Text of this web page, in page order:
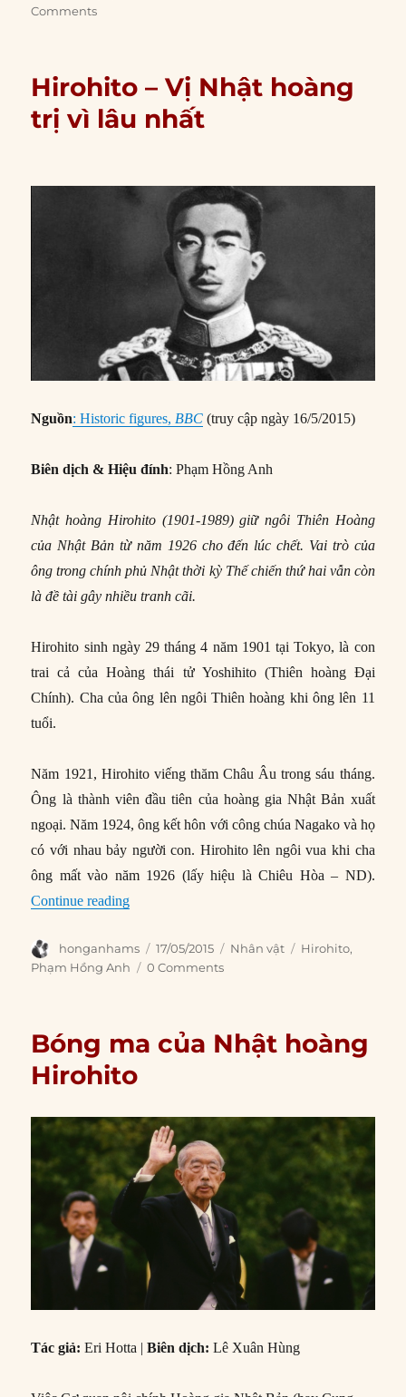
Comments
Hirohito – Vị Nhật hoàng
trị vì lâu nhất
Nguồn: Historic figures, BBC (truy cập ngày 16/5/2015)
Biên dịch & Hiệu đính: Phạm Hồng Anh
Nhật hoàng Hirohito (1901-1989) giữ ngôi Thiên Hoàng
của Nhật Bản từ năm 1926 cho đến lúc chết. Vai trò của
ông trong chính phủ Nhật thời kỳ Thế chiến thứ hai vẫn còn
là đề tài gây nhiều tranh cãi.
Hirohito sinh ngày 29 tháng 4 năm 1901 tại Tokyo, là con
trai cả của Hoàng thái tử Yoshihito (Thiên hoàng Đại
Chính). Cha của ông lên ngôi Thiên hoàng khi ông lên 11
tuổi.
Năm 1921, Hirohito viếng thăm Châu Âu trong sáu tháng.
Ông là thành viên đầu tiên của hoàng gia Nhật Bản xuất
ngoại. Năm 1924, ông kết hôn với công chúa Nagako và họ
có với nhau bảy người con. Hirohito lên ngôi vua khi cha
ông mất vào năm 1926 (lấy hiệu là Chiêu Hòa – ND).
Continue reading“Hirohito – Vị Nhật hoàng trị vì lâu nhất”
Author
honganhams
Posted
on
17/05/2015 Categories
Nhân vật Tags
Hirohito,
Phạm Hồng Anh
0 Comments
Bóng ma của Nhật hoàng
Hirohito
Tác giả: Eri Hotta |Biên dịch: Lê Xuân Hùng